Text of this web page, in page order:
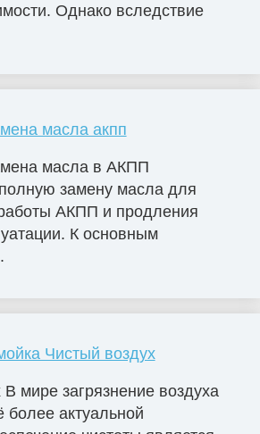
Однако вследствие
масла акпп
масла в АКПП
замену масла для
АКПП и продления
К основным
Чистый воздух
мире загрязнение воздуха
более актуальной